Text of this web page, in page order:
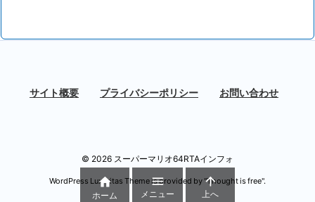
サイト概要 プライバシーポリシー お問い合わせ
© 2026 スーパーマリオ64RTAインフォ
WordPress Luxeritas Theme is provided by "Thought is free".

ホーム

メニュー

上へ